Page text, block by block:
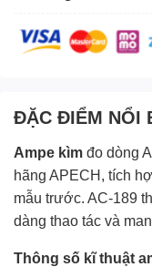
ĐẶC ĐIỂM NỔI
Ampe kìm đo dòng
hãng APECH, tích
mẫu trước. AC-189
dàng thao tác và
Thông số kĩ thuật